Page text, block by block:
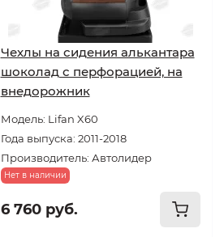
Чехлы на сидения алькантара
шоколад с перфорацией, на
внедорожник
Модель: Lifan X60
Года выпуска: 2011-2018
Производитель: Автолидер
Нет в наличии
6 760 руб.